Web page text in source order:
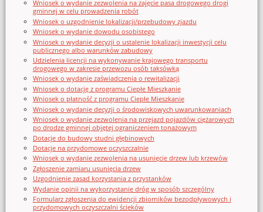
Wniosek o wydanie zezwolenia na zajęcie pasa drogowego drogi
gminnej w celu prowadzenia robót
Wniosek o uzgodnienie lokalizacji/przebudowy zjazdu
Wniosek o wydanie dowodu osobistego
Wniosek o wydanie decyzji o ustalenie lokalizacji inwestycji celu
publicznego albo warunków zabudowy
Udzielenia licencji na wykonywanie krajowego transportu
drogowego w zakresie przewozu osób taksówką
Wniosek o wydanie zaświadczenia o rewitalizacji
Wniosek o dotację z programu Ciepłe Mieszkanie
Wniosek o płatność z programu Ciepłe Mieszkanie
Wniosek o wydanie decyzji o środowiskowych uwarunkowaniach
Wniosek o wydanie zezwolenia na przejazd pojazdów ciężarowych
po drodze gminnej objętej ograniczeniem tonażowym
Dotacje do budowy studni głębinowych
Dotacje na przydomowe oczyszczalnie
Wniosek o wydanie zezwolenia na usunięcie drzew lub krzewów
Zgłoszenie zamiaru usunięcia drzew
Uzgodnienie zasad korzystania z przystanków
Wydanie opinii na wykorzystanie dróg w sposób szczególny
Formularz zgłoszenia do ewidencji zbiorników bezodpływowych i
przydomowych oczyszczalni ścieków